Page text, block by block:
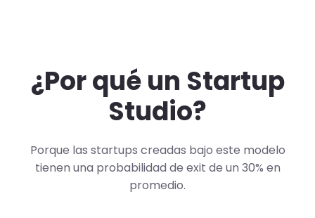
¿Por qué un Startup
Studio?
Porque las startups creadas bajo este modelo
tienen una probabilidad de exit de un 30% en
promedio.